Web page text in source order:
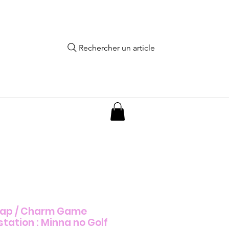
Rechercher un article
/ Charm Game
: Minna no Golf